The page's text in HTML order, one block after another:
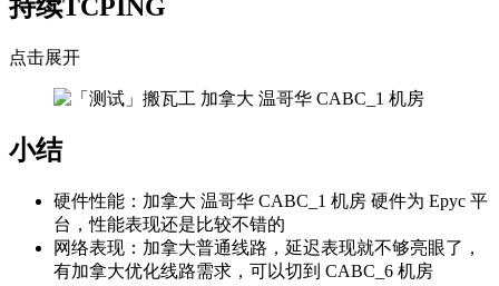
持续TCPING
点击展开
小结
硬件性能：加拿大 温哥华 CABC_1 机房 硬件为 Epyc 平
台，性能表现还是比较不错的
网络表现：加拿大普通线路，延迟表现就不够亮眼了，
有加拿大优化线路需求，可以切到 CABC_6 机房